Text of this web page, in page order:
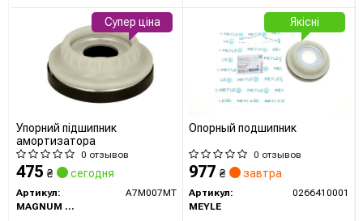
Упорний підшипник
амортизатора
0 отзывов
475 ₴ сегодня
Артикул:
A7M007MT
MAGNUM TECHNOLOGY
Супер ціна
Опорный подшипник
0 отзывов
977 ₴ завтра
Артикул:
0266410001
MEYLE
Якісні